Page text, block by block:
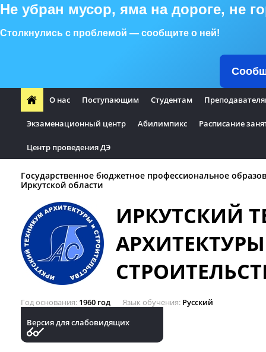
Не убран мусор, яма на дороге, не
Столкнулись с проблемой — сообщите о ней!
О нас Поступающим Студентам
Экзаменационный центр Абилимпикс Расписание
Центр проведения ДЭ
Государственное бюджетное профессиональное
Иркутской области
ИРКУТСКИЙ
Год основания 1960 год Язык обучения Русский
Версия для слабовидящих